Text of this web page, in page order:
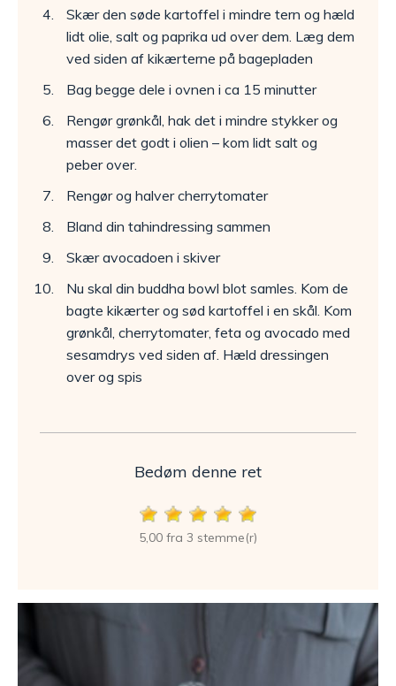
Skær den søde kartoffel i mindre tern og hæld
lidt olie, salt og paprika ud over dem. Læg dem
ved siden af kikærterne på bagepladen
Bag begge dele i ovnen i ca 15 minutter
Rengør grønkål, hak det i mindre stykker og
masser det godt i olien – kom lidt salt og
peber over.
Rengør og halver cherrytomater
Bland din tahindressing sammen
Skær avocadoen i skiver
Nu skal din buddha bowl blot samles. Kom de
bagte kikærter og sød kartoffel i en skål. Kom
grønkål, cherrytomater, feta og avocado med
sesamdrys ved siden af. Hæld dressingen
over og spis
Bedøm denne ret
5,00 fra 3 stemme(r)